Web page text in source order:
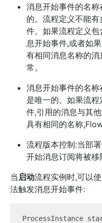
消息开始事件的名
的。流程定义不能
件。如果流程定义
息开始事件,或者如
有相同消息名称的
常。
消息开始事件的名
是唯一的。如果流
件,引用的消息与其
具有相同的名称
流程版本控制:当部
开始消息订阅将被移
当 启动流程实例时,可以
法触发消息开始事件:
ProcessInstance